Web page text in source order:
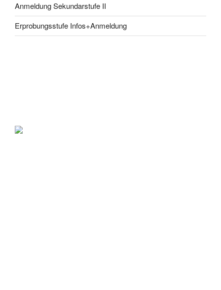
Anmeldung Sekundarstufe II
Erprobungsstufe Infos+Anmeldung